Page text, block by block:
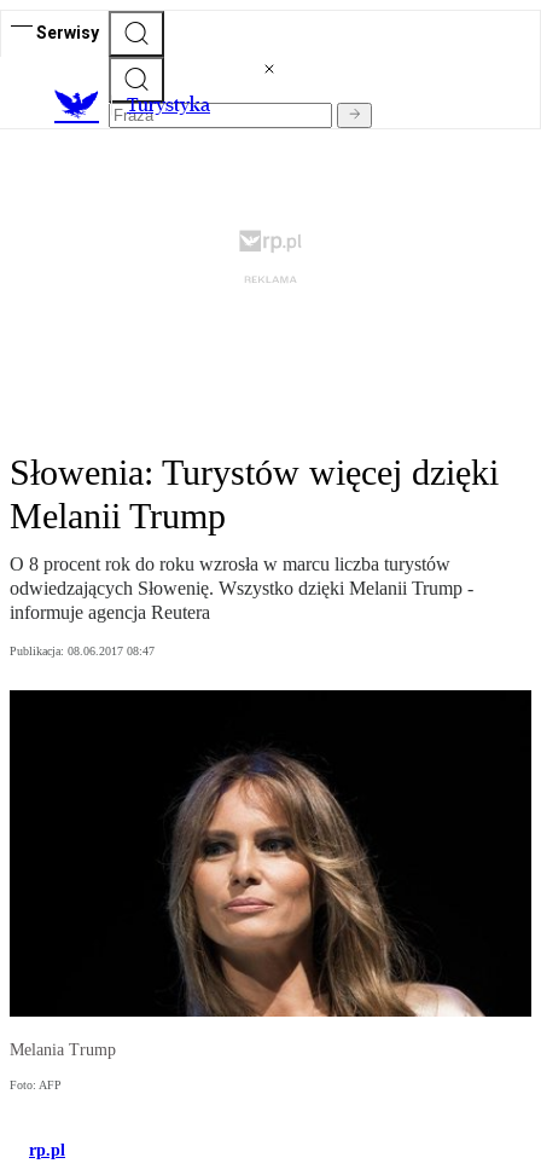
Serwisy
Turystyka
Słowenia: Turystów więcej dzięki
Melanii Trump
O 8 procent rok do roku wzrosła w marcu liczba turystów
odwiedzających Słowenię. Wszystko dzięki Melanii Trump -
informuje agencja Reutera
Publikacja: 08.06.2017 08:47
Melania Trump
Foto: AFP
rp.pl